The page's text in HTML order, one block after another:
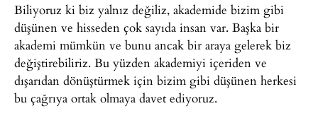
Biliyoruz ki biz yalnız değiliz, akademide bizim gibi
düşünen ve hisseden çok sayıda insan var. Başka bir
akademi mümkün ve bunu ancak bir araya gelerek biz
değiştirebiliriz. Bu yüzden akademiyi içeriden ve
dışarıdan dönüştürmek için bizim gibi düşünen herkesi
bu çağrıya ortak olmaya davet ediyoruz.